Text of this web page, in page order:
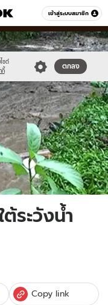
เข้าสู่ระบบสมาชิก
หมวดอื่นๆ
ซต์
กี้
ตกลง
ระวังน้ำ
Copy link